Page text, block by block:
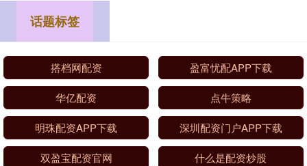
话题标签
搭档网配资 盈富忧配APP下载
华亿配资 点牛策略
明珠配资APP下载 深圳配资门户APP下载
双盈宝配资官网 什么是配资炒股